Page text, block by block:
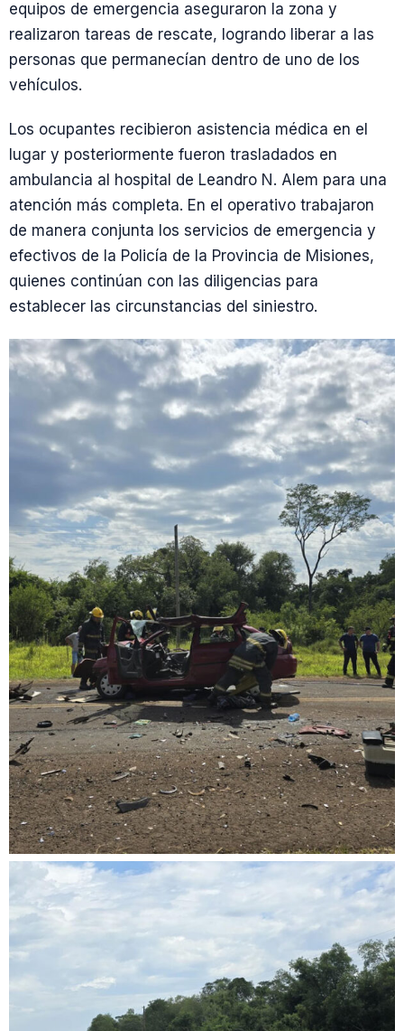
equipos de emergencia aseguraron la zona y
realizaron tareas de rescate, logrando liberar a las
personas que permanecían dentro de uno de los
vehículos.
Los ocupantes recibieron asistencia médica en el
lugar y posteriormente fueron trasladados en
ambulancia al hospital de Leandro N. Alem para una
atención más completa. En el operativo trabajaron
de manera conjunta los servicios de emergencia y
efectivos de la Policía de la Provincia de Misiones,
quienes continúan con las diligencias para
establecer las circunstancias del siniestro.